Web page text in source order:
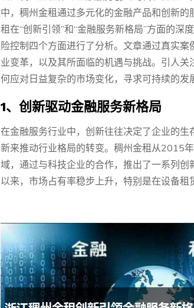
中，稠州金租通过多元化的金融产品和创新
租在“创新引领”和“金融服务新格局”方面的
险控制四个方面进行了分析。文章通过真实
业变革，以及其所面临的机遇与挑战。引人
何应对日益复杂的市场变化，寻求可持续的发
1、创新驱动金融服务新格局
在金融服务行业中，创新往往决定了企业的
新来推动行业格局的转变。稠州金租从2015
域，通过与科技企业的合作，推出了一系列
以来，市场占有率稳步上升，特别是在设备租